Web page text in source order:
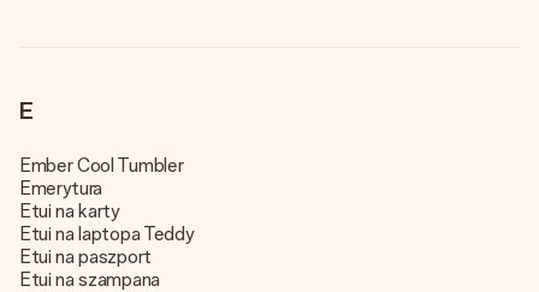
E
Ember Cool Tumbler
Emerytura
Etui na karty
Etui na laptopa Teddy
Etui na paszport
Etui na szampana